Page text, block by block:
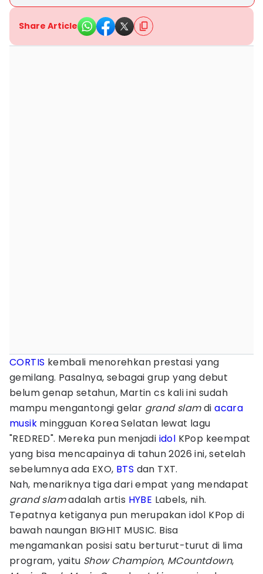
Share Article
CORTIS kembali menorehkan prestasi yang
gemilang. Pasalnya, sebagai grup yang debut
belum genap setahun, Martin cs kali ini sudah
mampu mengantongi gelar grand slamdiacara
musik mingguan Korea Selatan lewat lagu
"REDRED". Mereka pun menjadi idol KPop keempat
yang bisa mencapainya di tahun 2026 ini, setelah
sebelumnya ada EXO, BTS dan TXT.
Nah, menariknya tiga dari empat yang mendapat
grand slamadalah artis HYBE Labels, nih.
Tepatnya ketiganya pun merupakan idol KPop di
bawah naungan BIGHIT MUSIC. Bisa
mengamankan posisi satu berturut-turut di lima
program, yaitu Show Champion, MCountdown,